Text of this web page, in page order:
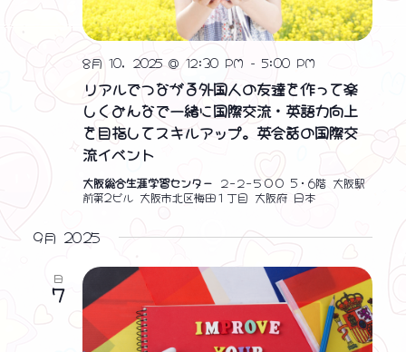
リアルでつながる外国人の友達を作って楽
しくみんなで一緒に国際交流・英語力向上
を目指してスキルアップ。英会話の国際交
流イベント
8月 10, 2025 @ 12:30 PM -5:00 PM
大阪総合生涯学習センター ２−２−５００ 5・6階 大阪駅
前第2ビル 大阪市北区梅田１丁目 大阪府 日本
9月 2025
日
7